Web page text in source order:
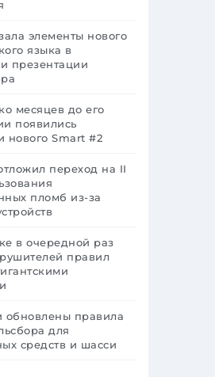
элементы нового
языка в
презентации
месяцев до его
появились
нового Smart #2
переход на II
пломб из-за
в очередной раз
правил
обновлены правила
для
средств и шасси